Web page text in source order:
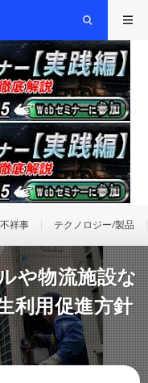
祥事 テクノロジー/製品
や物流施設な
利用促進方針